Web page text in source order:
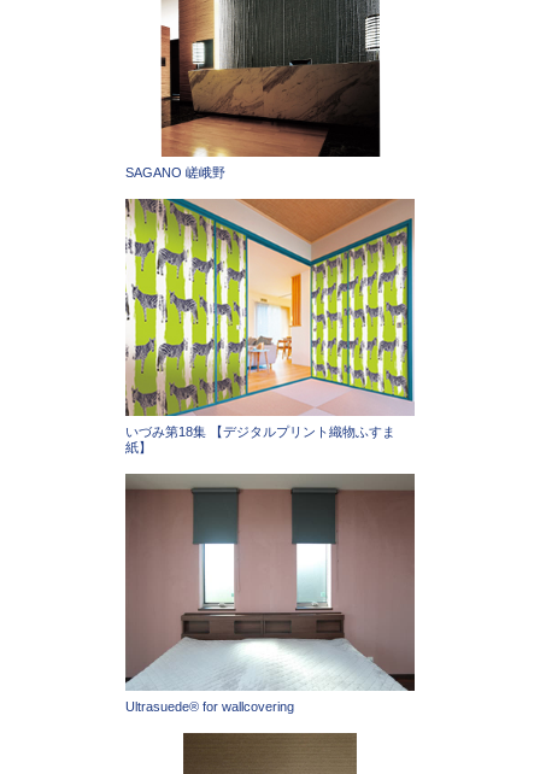
SAGANO 嵯峨野
いづみ第18集 【デジタルプリント織物ふすま
紙】
Ultrasuede® for wallcovering